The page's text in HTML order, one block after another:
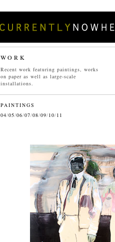
WORK
Recent work featuring paintings, works
on paper as well as large-scale
installations.
PAINTINGS
04/05/06/07/08/09/10/11